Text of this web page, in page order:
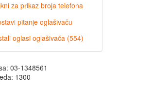
za prikaz broja telefona
pitanje oglašivaču
oglasi oglašivača (554)
03-1348561
1300